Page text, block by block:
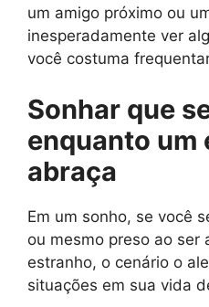
um amigo próximo ou
inesperadamente ver
você costuma
Sonhar que
enquanto um
abraça
Em um sonho, se você
ou mesmo preso ao ser
estranho, o cenário o
situações em sua vida